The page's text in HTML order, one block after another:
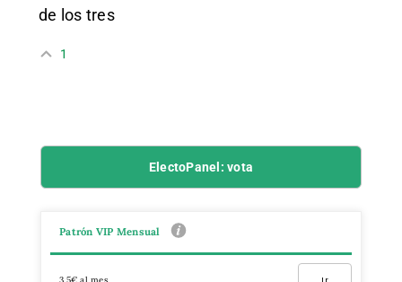
de los tres
1
ElectoPanel: vota
Patrón VIP Mensual
3,5€ al mes Ir